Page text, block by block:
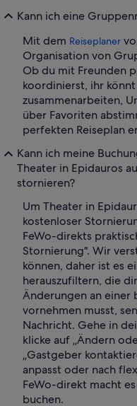
Kann ich eine
Mit dem Reiseplaner
Organisation von
Ob du mit Freunden
koordinierst, ihr
zusammenarbeiten,
über Favoriten
perfekten Reiseplan
Kann ich meine
Theater in Epidauros
stornieren?
Um Theater in
kostenloser
FeWo-direkts
Stornierung". Wir
können, daher ist es
herauszufiltern, die
Änderungen an einer
vornehmen musst,
Nachricht. Gehe in
klicke auf „Ändern
„Gastgeber
anpasst oder nach
FeWo-direkt macht
buchen.